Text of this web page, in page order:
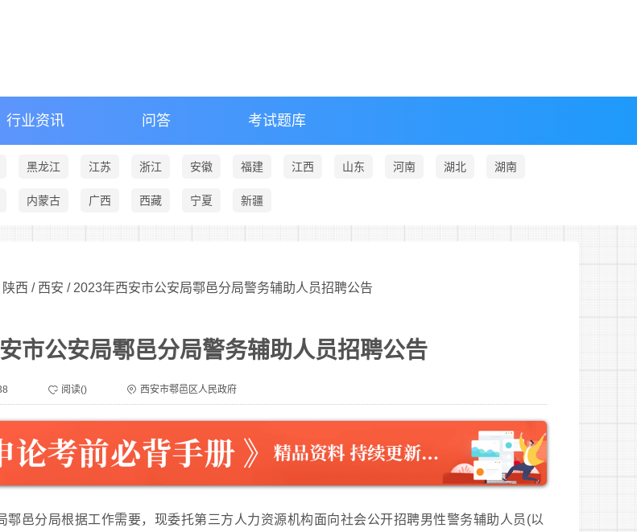
行业资讯 问答 考试题库
黑龙江 江苏 浙江 安徽 福建 江西 山东 河南 湖北 湖南
内蒙古 广西 西藏 宁夏 新疆
陕西 / 西安 / 2023年西安市公安局鄠邑分局警务辅助人员招聘公告
市公安局鄠邑分局警务辅助人员招聘公告
阅读() 西安市鄠邑区人民政府
鄠邑分局根据工作需要，现委托第三方人力资源机构面向社会公开招聘男性警务辅助人员(以